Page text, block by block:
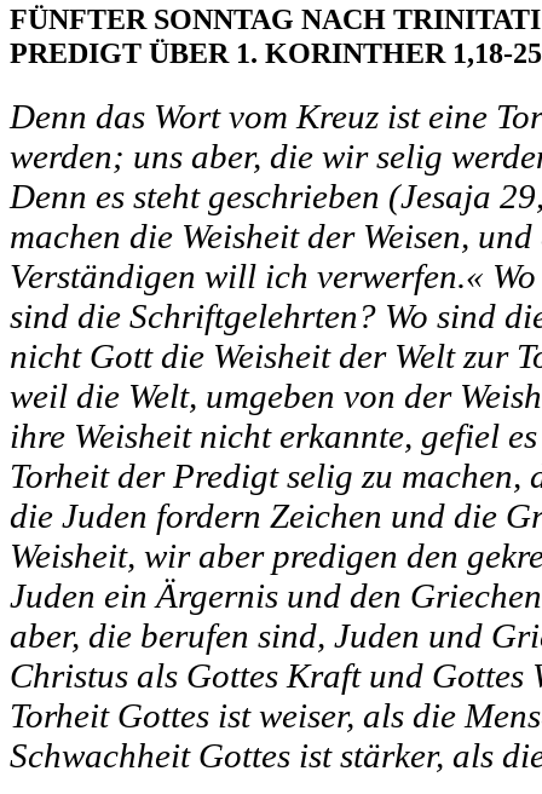
FÜNFTER SONNTAG NACH
PREDIGT ÜBER 1. KORINTHER 1,18-25
Denn das Wort vom Kreuz ist eine
werden; uns aber, die wir selig
Denn es steht geschrieben (Jesaja
machen die Weisheit der Weisen,
Verständigen will ich verwerfen.«
sind die Schriftgelehrten? Wo sind
nicht Gott die Weisheit der Welt zur
weil die Welt, umgeben von der
ihre Weisheit nicht erkannte, gefiel
Torheit der Predigt selig zu
die Juden fordern Zeichen und die
Weisheit, wir aber predigen den
Juden ein Ärgernis und den
aber, die berufen sind, Juden und
Christus als Gottes Kraft und Gottes
Torheit Gottes ist weiser, als die
Schwachheit Gottes ist stärker, als